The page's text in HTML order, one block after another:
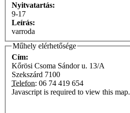
Nyitvatartás:
9-17
Leírás:
varroda
Műhely elérhetősége
Cím:
Kőrösi Csoma Sándor u. 13/A
Szekszárd 7100
Telefon: 06 74 419 654
Javascript is required to view this map.